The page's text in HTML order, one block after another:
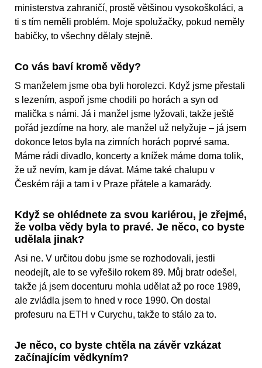
ministerstva zahraničí, prostě většinou vysokoškoláci, a
ti s tím neměli problém. Moje spolužačky, pokud neměly
babičky, to všechny dělaly stejně.
Co vás baví kromě vědy?
S manželem jsme oba byli horolezci. Když jsme přestali
s lezením, aspoň jsme chodili po horách a syn od
malička s námi. Já i manžel jsme lyžovali, takže ještě
pořád jezdíme na hory, ale manžel už nelyžuje – já jsem
dokonce letos byla na zimních horách poprvé sama.
Máme rádi divadlo, koncerty a knížek máme doma tolik,
že už nevím, kam je dávat. Máme také chalupu v
Českém ráji a tam i v Praze přátele a kamarády.
Když se ohlédnete za svou kariérou, je zřejmé,
že volba vědy byla to pravé. Je něco, co byste
udělala jinak?
Asi ne. V určitou dobu jsme se rozhodovali, jestli
neodejít, ale to se vyřešilo rokem 89. Můj bratr odešel,
takže já jsem docenturu mohla udělat až po roce 1989,
ale zvládla jsem to hned v roce 1990. On dostal
profesuru na ETH v Curychu, takže to stálo za to.
Je něco, co byste chtěla na závěr vzkázat
začínajícím vědkyním?